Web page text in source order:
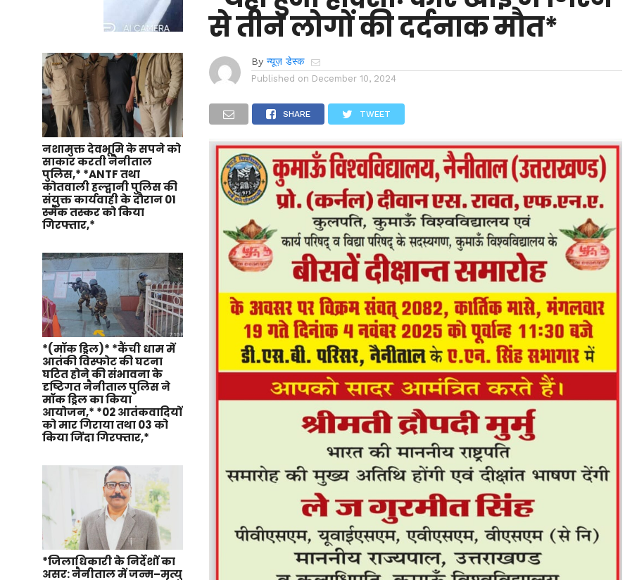
नशामुक्त देवभूमि के सपने को
साकार करती नैनीताल
पुलिस,* *ANTF तथा
कोतवाली हल्द्वानी पुलिस की
संयुक्त कार्यवाही के दौरान 01
स्मैक तस्कर को किया
गिरफ्तार,*
*(मॉक ड्रिल)* *कैंची धाम में
आतंकी विस्फोट की घटना
घटित होने की संभावना के
दृष्टिगत नैनीताल पुलिस ने
मॉक ड्रिल का किया
आयोजन,* *02 आतंकवादियों
को मार गिराया तथा 03 को
किया जिंदा गिरफ्तार,*
*जिलाधिकारी के निर्देशों का
असर: नैनीताल में जन्म–मृत्यु
से तीन लोगों की दर्दनाक मौत*
By न्यूज़ डेस्क
Published on December 10, 2024
SHARE TWEET